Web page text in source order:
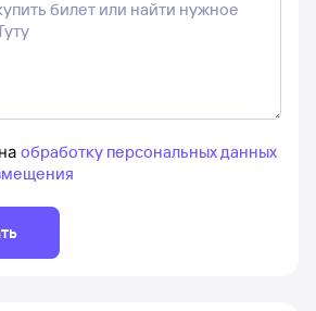
обработку персональных данных